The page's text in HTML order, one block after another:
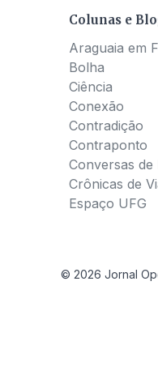
Colunas e
Araguaia em
Bolha
Ciência
Conexão
Contradição
Contraponto
Conversas de
Crônicas de
Espaço UFG
© 2026 Jornal